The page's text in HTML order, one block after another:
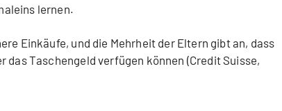
lernen.
Einkäufe, und die Mehrheit der Eltern gibt an, dass
das Taschengeld verfügen können (Credit Suisse,